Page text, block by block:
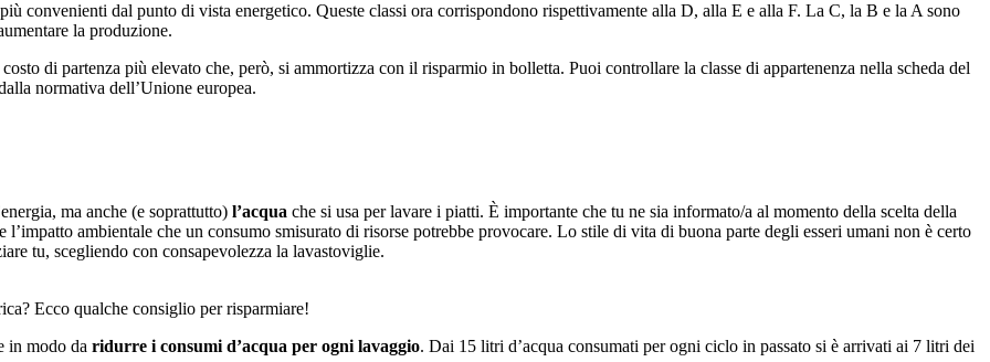
convenienti dal punto di vista energetico. Queste classi ora corrispondono rispettivamente alla D, alla E e alla F. La C, la B e la A sono
la produzione.
di partenza più elevato che, però, si ammortizza con il risparmio in bolletta. Puoi controllare la classe di appartenenza nella scheda del
normativa dell’Unione europea.
ma anche (e soprattutto) l’acqua che si usa per lavare i piatti. È importante che tu ne sia informato/a al momento della scelta della
ambientale che un consumo smisurato di risorse potrebbe provocare. Lo stile di vita di buona parte degli esseri umani non è certo
tu, scegliendo con consapevolezza la lavastoviglie.
Ecco qualche consiglio per risparmiare!
in modo da ridurre i consumi d’acqua per ogni lavaggio. Dai 15 litri d’acqua consumati per ogni ciclo in passato si è arrivati ai 7 litri dei